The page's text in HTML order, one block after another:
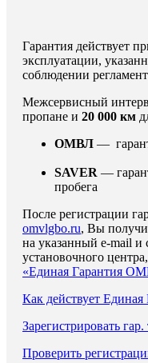
Гарантия действует
эксплуатации,
соблюдении
Межсервисный
пропане и 20 000 км
ОМВЛ —
SAVER —
пробега
После регистрации
omvlgbo.ru, Вы
на указанный e-mail и
установочного
«Единая Гарантия
Как действует
Зарегистрировать гар.
Проверить